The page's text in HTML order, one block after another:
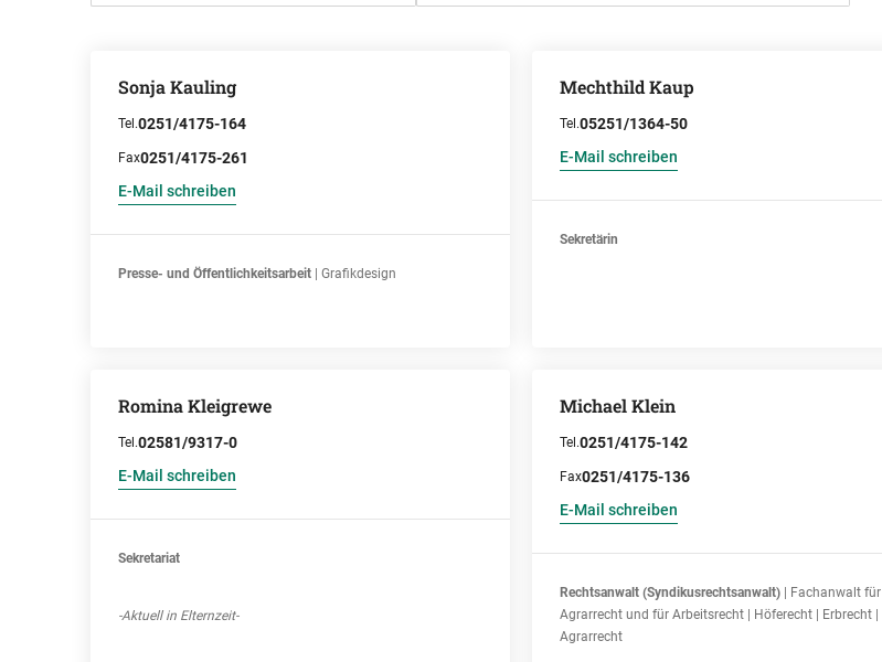
Sonja Kauling
Tel.0251/4175-164
Fax0251/4175-261
E-Mail schreiben
Presse- und Öffentlichkeitsarbeit | Grafikdesign
Mechthild Kaup
Tel.05251/1364-50
E-Mail schreiben
Sekretärin
Romina Kleigrewe
Tel.02581/9317-0
E-Mail schreiben
Sekretariat
-Aktuell in Elternzeit-
Michael Klein
Tel.0251/4175-142
Fax0251/4175-136
E-Mail schreiben
Rechtsanwalt (Syndikusrechtsanwalt) | Fachanwalt für
Agrarrecht und für Arbeitsrecht | Höferecht | Erbrecht |
Agrarrecht